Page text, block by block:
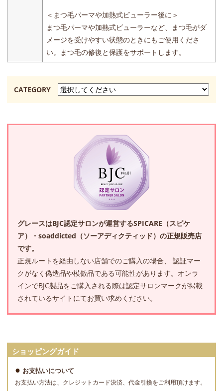
＜まつ毛パーマや加熱式ビューラー後に＞
まつ毛パーマや加熱式ビューラーなど、まつ毛がダ
メージを受けやすい状態のときにもご使用くださ
い。まつ毛の修復と保護をサポートします。
CATEGORY
グレースはBJC認定サロンが運営するSPICARE（スピケ
ア）・soaddicted（ソーアディクティッド）の正規販売店
です。
正規ルートを経由しない店舗でのご購入の場合、 認証マー
クがなく偽造品や模倣品である可能性があります。オンラ
インでBJC製品をご購入される際は認定サロンマークが掲載
されているサイトにてお買い求めください。
ショッピングガイド
お支払いについて
お支払い方法は、クレジットカード決済、代金引換をご利用頂けます。